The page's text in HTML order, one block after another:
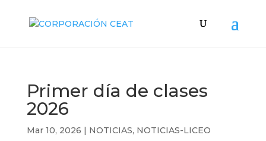
Primer día de clases
2026
Mar 10, 2026 | NOTICIAS, NOTICIAS-LICEO